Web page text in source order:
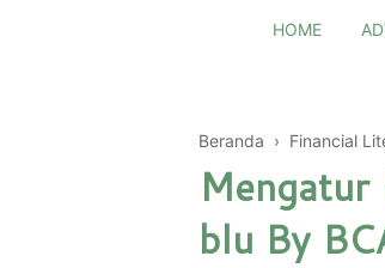
HOME
Beranda › Financial
Mengatur
blu By